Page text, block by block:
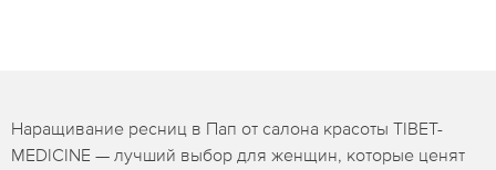
Наращивание ресниц в Пап от салона красоты TIBET-
MEDICINE — лучший выбор для женщин, которые ценят